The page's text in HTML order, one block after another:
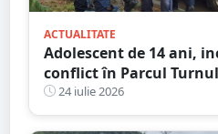
ACTUALITATE
Adolescent de 14 ani,
conflict în Parcul
a deschis dosar penal
24 iulie 2026